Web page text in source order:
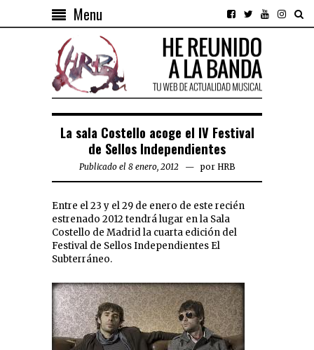
Menu
La sala Costello acoge el IV Festival
de Sellos Independientes
Publicado el 8 enero, 2012 por HRB
Entre el 23 y el 29 de enero de este recién
estrenado 2012 tendrá lugar en la Sala
Costello de Madrid la cuarta edición del
Festival de Sellos Independientes El
Subterráneo.